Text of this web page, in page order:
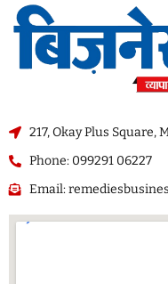
217, Okay Plus Square,
Phone: 099291 06227
Email: